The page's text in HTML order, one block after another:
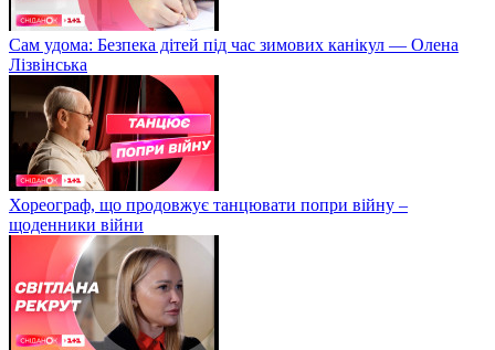
Сам удома: Безпека дітей під час зимових канікул — Олена
Лізвінська
Хореограф, що продовжує танцювати попри війну –
щоденники війни